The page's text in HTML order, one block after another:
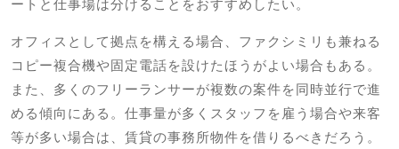
ートと仕事場は分けることをおすすめしたい。
オフィスとして拠点を構える場合、ファクシミリも兼ねる
コピー複合機や固定電話を設けたほうがよい場合もある。
また、多くのフリーランサーが複数の案件を同時並行で進
める傾向にある。仕事量が多くスタッフを雇う場合や来客
等が多い場合は、賃貸の事務所物件を借りるべきだろう。